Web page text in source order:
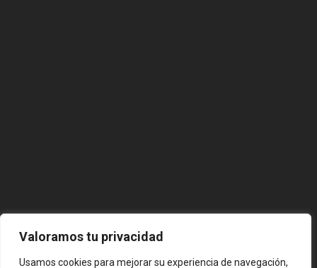
Valoramos tu privacidad
Usamos cookies para mejorar su experiencia de navegación,